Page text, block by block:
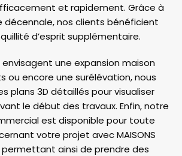
et rapidement. Grâce à
nos clients bénéficient
d’esprit supplémentaire.
envisagent une expansion maison
ou encore une surélévation, nous
plans 3D détaillés pour visualiser
le début des travaux. Enfin, notre
est disponible pour toute
votre projet avec MAISONS
permettant ainsi de prendre des